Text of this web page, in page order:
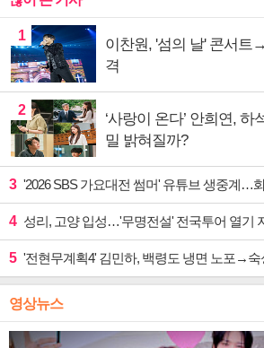
1
이찬원, '섬의 날' 콘서트
격
2
‘사랑이 온다’ 안희연,
밀 밝혀질까?
3 '2026 SBS 가요대전 썸머' 유튜브 생중계…
4 성리, 고양 입성…'무명전설' 전국투어 열기
5 '전현무계획4' 김민하, 백령도 냉면 노포→숙성 광어
영상뉴스